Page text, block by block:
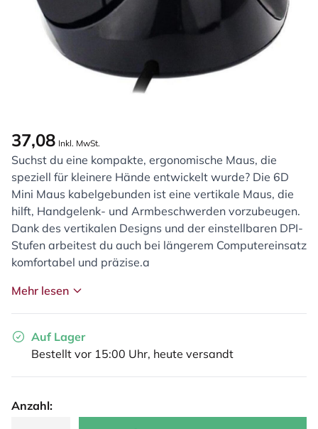
37,08 Inkl. MwSt.
Suchst du eine kompakte, ergonomische Maus, die
speziell für kleinere Hände entwickelt wurde? Die 6D
Mini Maus kabelgebunden ist eine vertikale Maus, die
hilft, Handgelenk- und Arm­beschwerden vorzubeugen.
Dank des vertikalen Designs und der einstellbaren DPI-
Stufen arbeitest du auch bei längerem Computereinsatz
komfortabel und präzise.a
Mehr lesen
Auf Lager
Bestellt vor 15:00 Uhr, heute versandt
Anzahl: